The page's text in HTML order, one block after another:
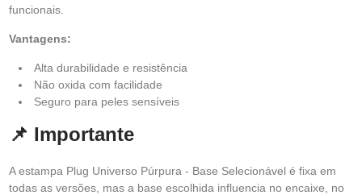
funcionais.
Vantagens:
Alta durabilidade e resistência
Não oxida com facilidade
Seguro para peles sensíveis
📌 Importante
A estampa Plug Universo Púrpura - Base Selecionável é fixa em
todas as versões, mas a base escolhida influencia no encaixe, no